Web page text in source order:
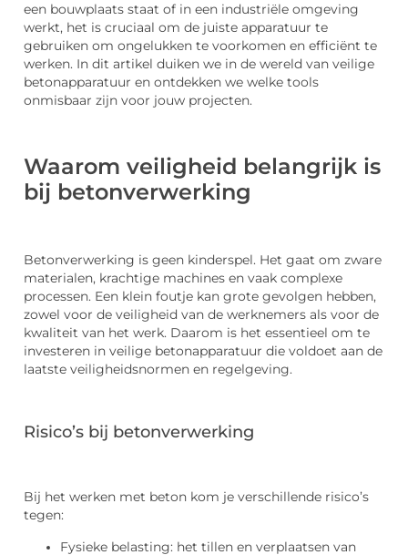
een bouwplaats staat of in een industriële omgeving
werkt, het is cruciaal om de juiste apparatuur te
gebruiken om ongelukken te voorkomen en efficiënt te
werken. In dit artikel duiken we in de wereld van veilige
betonapparatuur en ontdekken we welke tools
onmisbaar zijn voor jouw projecten.
Waarom veiligheid belangrijk is
bij betonverwerking
Betonverwerking is geen kinderspel. Het gaat om zware
materialen, krachtige machines en vaak complexe
processen. Een klein foutje kan grote gevolgen hebben,
zowel voor de veiligheid van de werknemers als voor de
kwaliteit van het werk. Daarom is het essentieel om te
investeren in veilige betonapparatuur die voldoet aan de
laatste veiligheidsnormen en regelgeving.
Risico’s bij betonverwerking
Bij het werken met beton kom je verschillende risico’s
tegen:
Fysieke belasting: het tillen en verplaatsen van